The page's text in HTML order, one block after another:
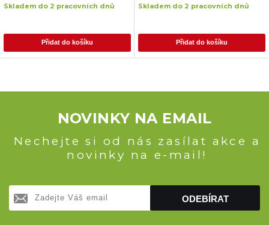
Skladem do 2 pracovních dnů
Přidat do košíku
Skladem do 2 pracovních dnů
Přidat do košíku
NOVINKY NA EMAIL
Nechejte si od nás zasílat akce a
novinky na e-mail!
ODEBÍRAT